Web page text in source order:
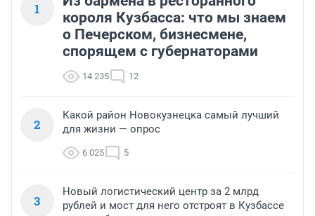
1
короля Кузбасса: что мы знаем
о Печерском, бизнесмене,
спорящем с губернаторами
14 235 12
2
Какой район Новокузнецка самый лучший
для жизни — опрос
6 025 5
3
Новый логистический центр за 2 млрд
рублей и мост для него отстроят в Кузбассе